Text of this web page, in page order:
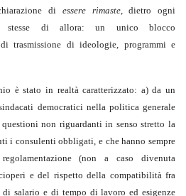
di essere rimaste, dietro ogni
stesse di allora: un unico blocco
trasmissione di ideologie, programmi e
è stato in realtà caratterizzato: a) da un
democratici nella politica generale
non riguardanti in senso stretto la
i consulenti obbligati, e che hanno sempre
(non a caso divenuta
e del rispetto della compatibilità fra
salario e di tempo di lavoro ed esigenze